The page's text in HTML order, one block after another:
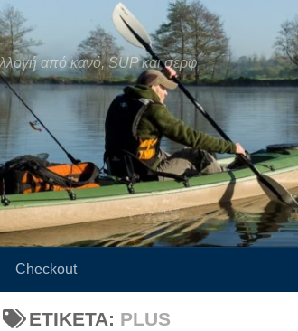
από κανό, SUP και σερφ
Checkout
ΕΤΙΚΈΤΑ: PLUS